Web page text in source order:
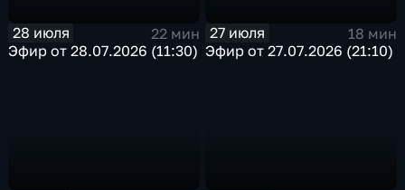
28 июля
22 мин
Эфир от 28.07.2026 (11:30)
27 июля
18 мин
Эфир от 27.07.2026 (21:10)